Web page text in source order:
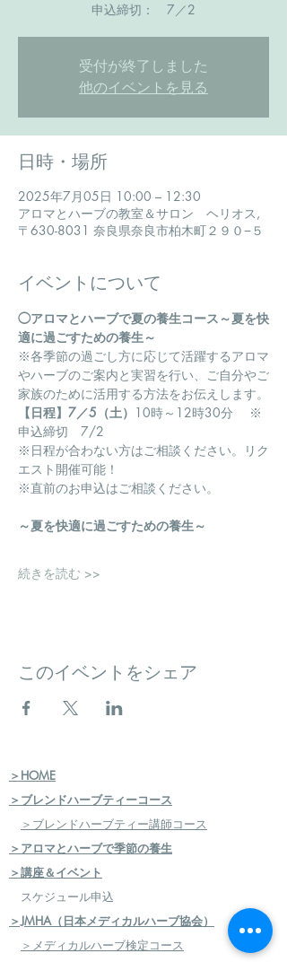
​申込締切： 7／2
受付が終了しました
他のイベントを見る
日時・場所
2025年7月05日 10:00 – 12:30
アロマとハーブの教室＆サロン ヘリオス,
〒630-8031 奈良県奈良市柏木町２９０−５
イベントについて
◯アロマとハーブで夏の養生コース～夏を快
適に過ごすための養生～
​※各季節の過ごし方に応じて活躍するアロマ
やハーブのご案内と実習を行い、ご自分やご
家族のために活用する方法をお伝えします。
【日程】7／5（土） 10時～12時30分 　※
申込締切　7/2
※日程が合わない方はご相談ください。リク
エスト開催可能！
※直前のお申込はご相談ください。
～夏を快適に過ごすための養生～
続きを読む >>
このイベントをシェア
＞HOME
＞ブレンドハーブティーコース
＞ブレンドハーブティー講師コース
＞アロマとハーブで季節の養生
＞講座＆イベント
スケジュール申込
＞JMHA（日本メディカルハーブ協会）
＞メディカルハーブ検定コース